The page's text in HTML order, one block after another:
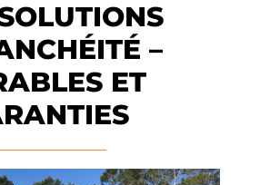
–
ET